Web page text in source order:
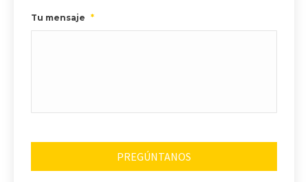
Tu mensaje *